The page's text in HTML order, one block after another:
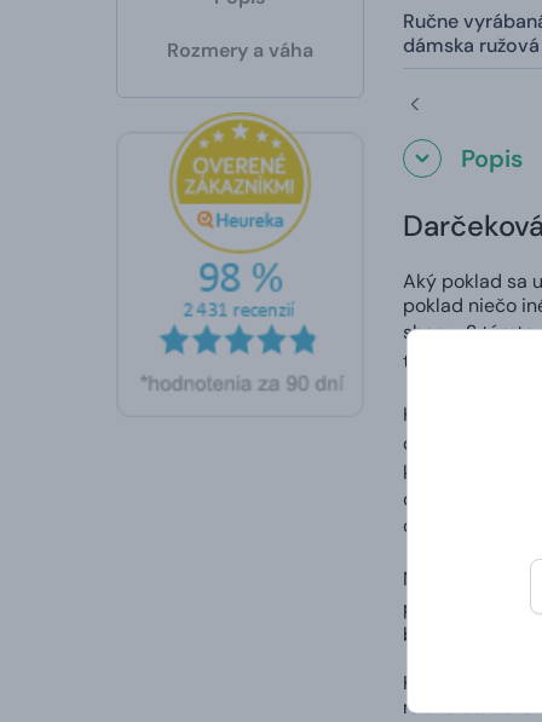
Rozmery a váha
Ručne
dámska ružová
Popis
Aký poklad sa
poklad niečo
shopu. S
truhlice sa totiž
Krásne
doliehali.
kúsky.
dokumenty,
originálne a
Na darčekovej
podľa ktorej
blahoželania.
Keďže každý
robíte